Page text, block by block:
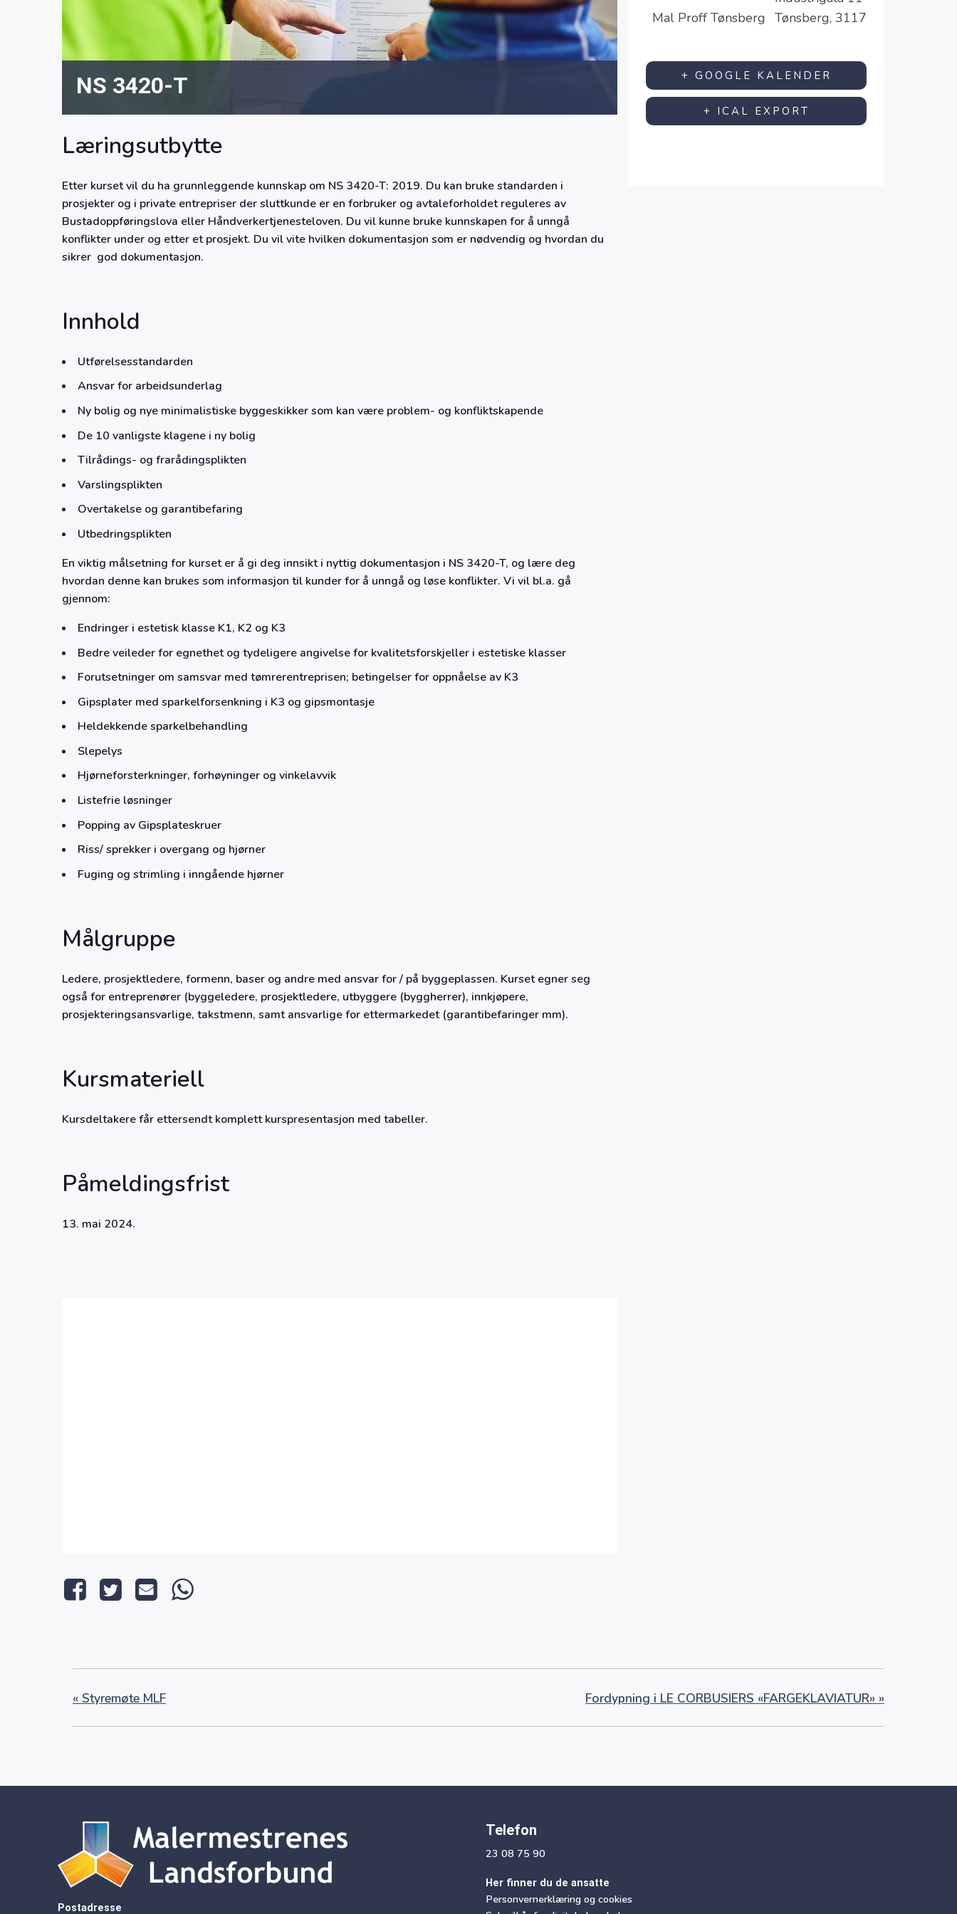
NS 3420-T
Læringsutbytte
Etter kurset vil du ha grunnleggende kunnskap om NS 3420-T: 2019. Du kan bruke standarden i
prosjekter og i private entrepriser der sluttkunde er en forbruker og avtaleforholdet reguleres av
Bustadoppføringslova eller Håndverkertjenesteloven. Du vil kunne bruke kunnskapen for å unngå
konflikter under og etter et prosjekt. Du vil vite hvilken dokumentasjon som er nødvendig og hvordan du
sikrer god dokumentasjon.
Innhold
Utførelsesstandarden
Ansvar for arbeidsunderlag
Ny bolig og nye minimalistiske byggeskikker som kan være problem- og konfliktskapende
De 10 vanligste klagene i ny bolig
Tilrådings- og frarådingsplikten
Varslingsplikten
Overtakelse og garantibefaring
Utbedringsplikten
En viktig målsetning for kurset er å gi deg innsikt i nyttig dokumentasjon i NS 3420-T, og lære deg
hvordan denne kan brukes som informasjon til kunder for å unngå og løse konflikter. Vi vil bl.a. gå
gjennom:
Endringer i estetisk klasse K1, K2 og K3
Bedre veileder for egnethet og tydeligere angivelse for kvalitetsforskjeller i estetiske klasser
Forutsetninger om samsvar med tømrerentreprisen; betingelser for oppnåelse av K3
Gipsplater med sparkelforsenkning i K3 og gipsmontasje
Heldekkende sparkelbehandling
Slepelys
Hjørneforsterkninger, forhøyninger og vinkelavvik
Listefrie løsninger
Popping av Gipsplateskruer
Riss/ sprekker i overgang og hjørner
Fuging og strimling i inngående hjørner
Målgruppe
Ledere, prosjektledere, formenn, baser og andre med ansvar for / på byggeplassen. Kurset egner seg
også for entreprenører (byggeledere, prosjektledere, utbyggere (byggherrer), innkjøpere,
prosjekteringsansvarlige, takstmenn, samt ansvarlige for ettermarkedet (garantibefaringer mm).
Kursmateriell
Kursdeltakere får ettersendt komplett kurspresentasjon med tabeller.
Påmeldingsfrist
13. mai 2024.
Mal Proff Tønsberg Tønsberg, 3117
+ GOOGLE KALENDER
+ ICAL EXPORT
« Styremøte MLF Fordypning i LE CORBUSIERS «FARGEKLAVIATUR» »
Postadresse
Telefon
23 08 75 90
Her finner du de ansatte
Personvernerklæring og cookies